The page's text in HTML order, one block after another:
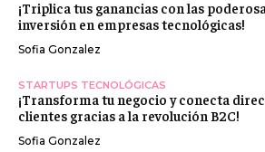
¡Triplica tus ganancias con las
inversión en empresas tecnológicas!
Sofia Gonzalez
STARTUPS TECNOLÓGICAS
¡Transforma tu negocio y conecta
clientes gracias a la revolución B2C!
Sofia Gonzalez